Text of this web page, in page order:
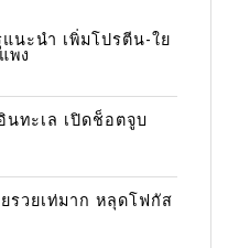
นะนำ เพิ่มโปรตีน-ใย
พง
นทะเล เปิดช็อตจูบ
รวยเท่มาก หลุดโฟกัส